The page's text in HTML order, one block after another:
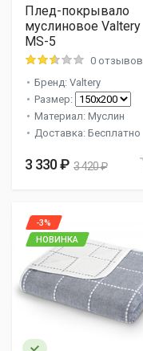
Плед-покрывало
муслиновое Valtery
MS-5
0 отзывов
Бренд: Valtery
Размер:
Материал: Муслин
Доставка: Бесплатно
3 330 ₽ 3 420 ₽
-3%
НОВИНКА